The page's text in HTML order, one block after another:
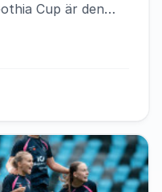
Cup är den